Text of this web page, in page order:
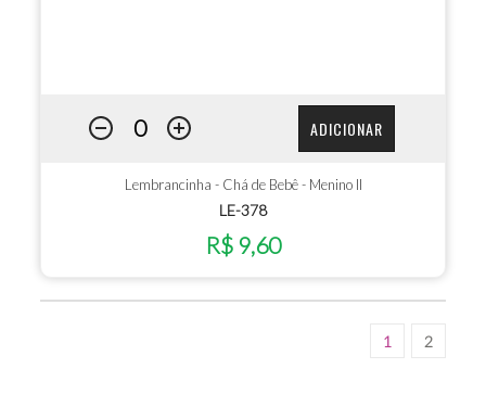
ADICIONAR
Lembrancinha - Chá de Bebê - Menino II
LE-378
R$ 9,60
1 2